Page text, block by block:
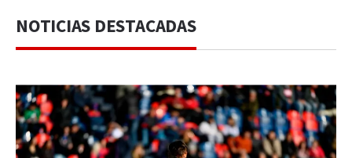
NOTICIAS DESTACADAS